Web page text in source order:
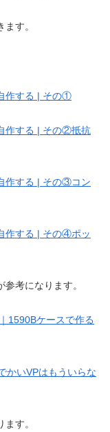
す。
作する | その①
作する | その②抵抗
作する | その③コン
作する | その④ポッ
考になります。
1590Bケースで作る
かいVPはもういらな
す。